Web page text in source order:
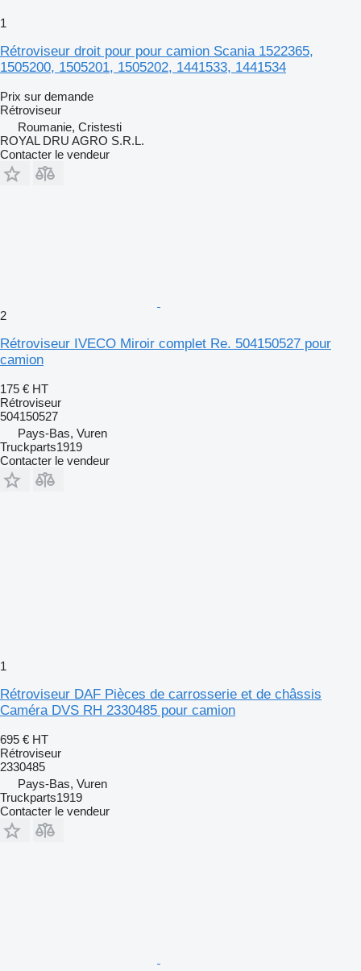
1
Rétroviseur droit pour pour camion Scania 1522365,
1505200, 1505201, 1505202, 1441533, 1441534
Prix sur demande
Rétroviseur
Roumanie, Cristesti
ROYAL DRU AGRO S.R.L.
Contacter le vendeur
2
Rétroviseur IVECO Miroir complet Re. 504150527 pour
camion
175 € HT
Rétroviseur
504150527
Pays-Bas, Vuren
Truckparts1919
Contacter le vendeur
1
Rétroviseur DAF Pièces de carrosserie et de châssis
Caméra DVS RH 2330485 pour camion
695 € HT
Rétroviseur
2330485
Pays-Bas, Vuren
Truckparts1919
Contacter le vendeur